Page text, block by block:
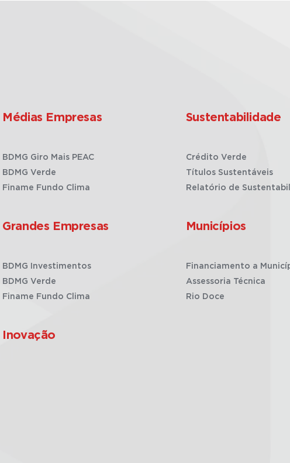
Médias Empresas
BDMG Giro Mais PEAC
BDMG Verde
Finame Fundo Clima
Grandes Empresas
BDMG Investimentos
BDMG Verde
Finame Fundo Clima
Inovação
Sustentabilidade
Crédito Verde
Títulos Sustentáveis
Relatório de
Municípios
Financiamento a
Assessoria Técnica
Rio Doce